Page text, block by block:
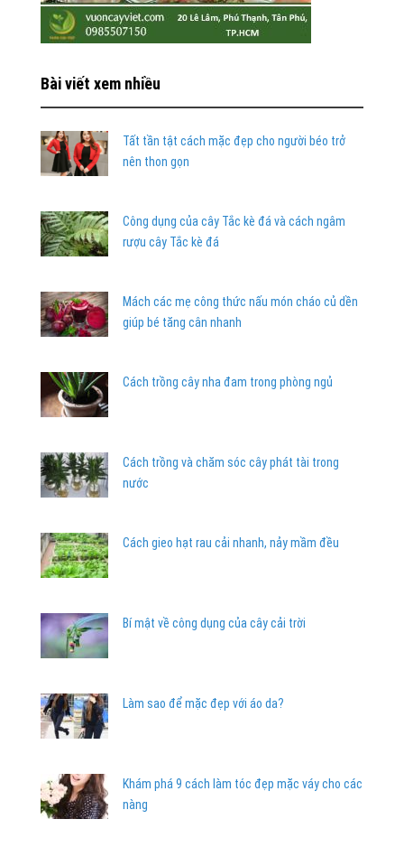
Bài viết xem nhiều
Tất tần tật cách mặc đẹp cho người béo trở
nên thon gọn
Công dụng của cây Tắc kè đá và cách ngâm
rượu cây Tắc kè đá
Mách các mẹ công thức nấu món cháo củ dền
giúp bé tăng cân nhanh
Cách trồng cây nha đam trong phòng ngủ
Cách trồng và chăm sóc cây phát tài trong
nước
Cách gieo hạt rau cải nhanh, nảy mầm đều
Bí mật về công dụng của cây cải trời
Làm sao để mặc đẹp với áo da?
Khám phá 9 cách làm tóc đẹp mặc váy cho các
nàng